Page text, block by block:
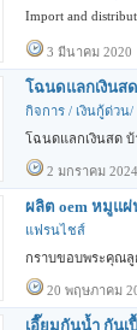
Import and
3 มีนาคม 2020
โฉนดแลกเงินส
กิจการ / เงินกู้ด่วน
โฉนดแลกเงินสด บ้
2 มกราคม
ผลิต oem หมูแ
แฟรนไชส์
กราบขอบพระคุณลู
20 พฤษภาคม
เอี๊ยมกันน้ำ กันเ